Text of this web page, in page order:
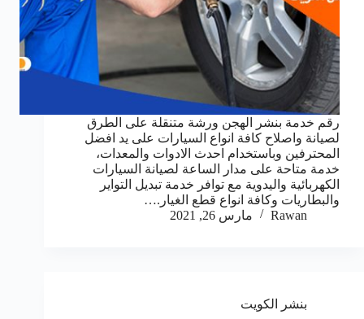
رقم خدمة بنشر الهجن ورشة متنقلة على الطرق
لصيانة واصلاح كافة انواع السيارات على يد افضل
المحترفين وباستخدام احدث الادوات والمعدات،
خدمة متاحة على مدار الساعة لصيانة السيارات
الكهربائية واليدوية مع توافر خدمة تبديل التواير
والبطاريات وكافة انواع قطع الغيار.…
Rawan
مارس 26, 2021
بنشر الكويت